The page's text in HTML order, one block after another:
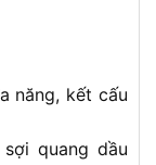
năng, kết cấu
quang dầu